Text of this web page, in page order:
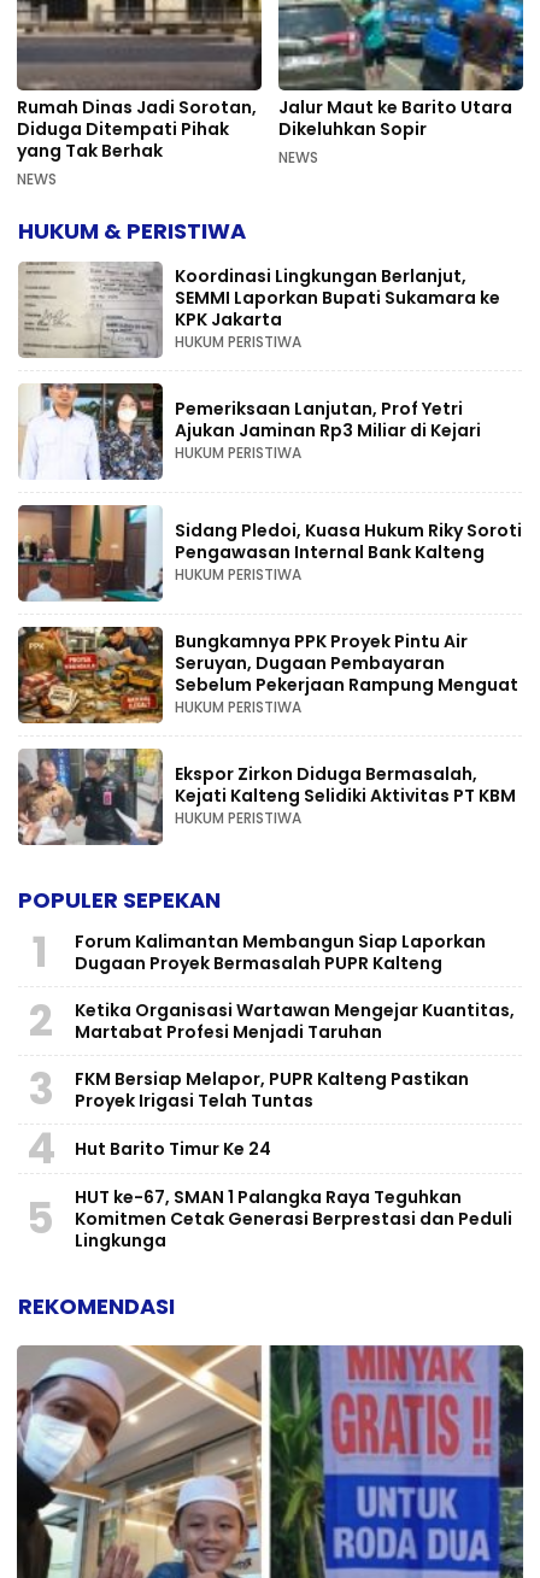
Rumah Dinas Jadi Sorotan,
Diduga Ditempati Pihak
yang Tak Berhak
NEWS
Jalur Maut ke Barito Utara
Dikeluhkan Sopir
NEWS
HUKUM & PERISTIWA
Koordinasi Lingkungan Berlanjut,
SEMMI Laporkan Bupati Sukamara ke
KPK Jakarta
HUKUM PERISTIWA
Pemeriksaan Lanjutan, Prof Yetri
Ajukan Jaminan Rp3 Miliar di Kejari
HUKUM PERISTIWA
Sidang Pledoi, Kuasa Hukum Riky Soroti
Pengawasan Internal Bank Kalteng
HUKUM PERISTIWA
Bungkamnya PPK Proyek Pintu Air
Seruyan, Dugaan Pembayaran
Sebelum Pekerjaan Rampung Menguat
HUKUM PERISTIWA
Ekspor Zirkon Diduga Bermasalah,
Kejati Kalteng Selidiki Aktivitas PT KBM
HUKUM PERISTIWA
POPULER SEPEKAN
1
Forum Kalimantan Membangun Siap Laporkan
Dugaan Proyek Bermasalah PUPR Kalteng
2
Ketika Organisasi Wartawan Mengejar Kuantitas,
Martabat Profesi Menjadi Taruhan
3
FKM Bersiap Melapor, PUPR Kalteng Pastikan
Proyek Irigasi Telah Tuntas
4 Hut Barito Timur Ke 24
5
HUT ke-67, SMAN 1 Palangka Raya Teguhkan
Komitmen Cetak Generasi Berprestasi dan Peduli
Lingkunga
REKOMENDASI